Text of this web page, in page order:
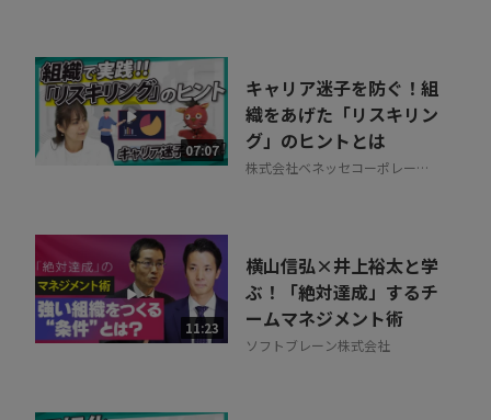
07:07
キャリア迷子を防ぐ！組
織をあげた「リスキリン
グ」のヒントとは
株式会社ベネッセコーポレーシ
11:23
横山信弘×井上裕太と学
ぶ！「絶対達成」するチ
ームマネジメント術
ソフトブレーン株式会社